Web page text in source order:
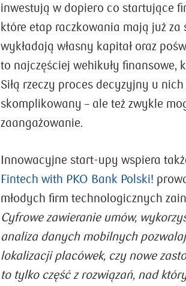
inwestują w dopiero co startujące
które etap raczkowania mają już za
wykładają własny kapitał oraz
to najczęściej wehikuły finansowe,
Siłą rzeczy proces decyzyjny u nich
skomplikowany – ale też zwykle
zaangażowanie.
Innowacyjne start-upy wspiera
Fintech with PKO Bank Polski!
młodych firm technologicznych
Cyfrowe zawieranie umów,
analiza danych mobilnych
lokalizacji placówek, czy nowe
to tylko część z rozwiązań, nad